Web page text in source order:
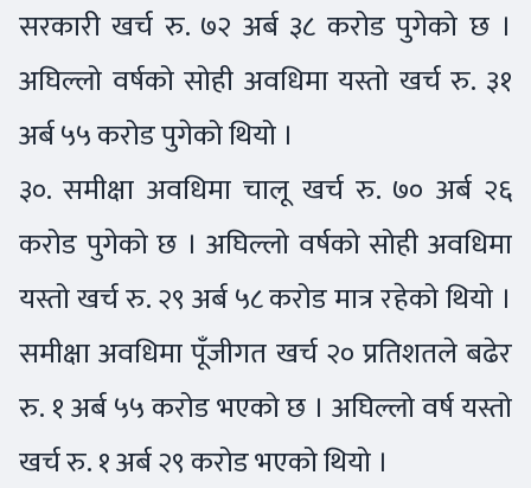
सरकारी खर्च रु. ७२ अर्ब ३८ करोड पुगेको छ ।
अघिल्लो वर्षको सोही अवधिमा यस्तो खर्च रु. ३१
अर्ब ५५ करोड पुगेको थियो ।
३०. समीक्षा अवधिमा चालू खर्च रु. ७० अर्ब २६
करोड पुगेको छ । अघिल्लो वर्षको सोही अवधिमा
यस्तो खर्च रु. २९ अर्ब ५८ करोड मात्र रहेको थियो ।
समीक्षा अवधिमा पूँजीगत खर्च २० प्रतिशतले बढेर
रु. १ अर्ब ५५ करोड भएको छ । अघिल्लो वर्ष यस्तो
खर्च रु. १ अर्ब २९ करोड भएको थियो ।